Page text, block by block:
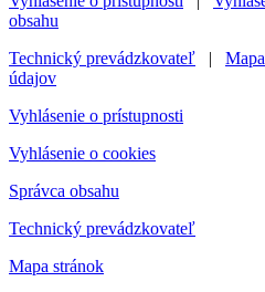
obsahu
Technický prevádzkovateľ |
údajov
Vyhlásenie o prístupnosti
Vyhlásenie o cookies
Správca obsahu
Technický prevádzkovateľ
Mapa stránok